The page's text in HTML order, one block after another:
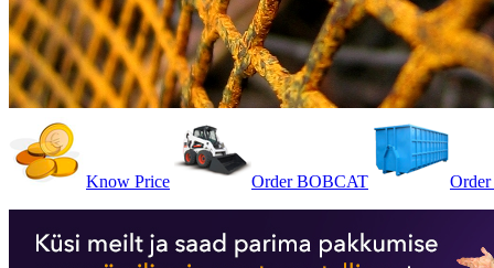
Know Price Order BOBCAT Order